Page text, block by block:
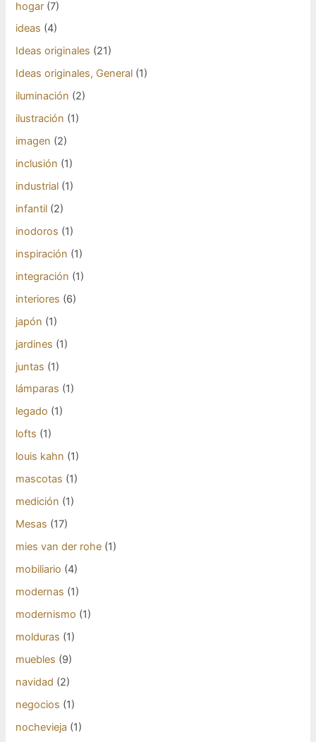
hogar (7)
ideas (4)
Ideas originales (21)
Ideas originales, General (1)
iluminación (2)
ilustración (1)
imagen (2)
inclusión (1)
industrial (1)
infantil (2)
inodoros (1)
inspiración (1)
integración (1)
interiores (6)
japón (1)
jardines (1)
juntas (1)
lámparas (1)
legado (1)
lofts (1)
louis kahn (1)
mascotas (1)
medición (1)
Mesas (17)
mies van der rohe (1)
mobiliario (4)
modernas (1)
modernismo (1)
molduras (1)
muebles (9)
navidad (2)
negocios (1)
nochevieja (1)